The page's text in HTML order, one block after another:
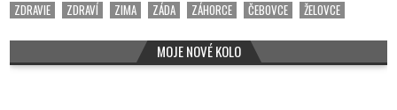
ZDRAVIE
ZDRAVÍ ZIMA ZÁDA ZÁHORCE ČEBOVCE ŽELOVCE
MOJE NOVÉ KOLO